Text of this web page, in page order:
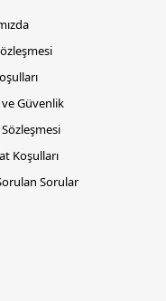
Güvenlik
Koşulları
Sorular